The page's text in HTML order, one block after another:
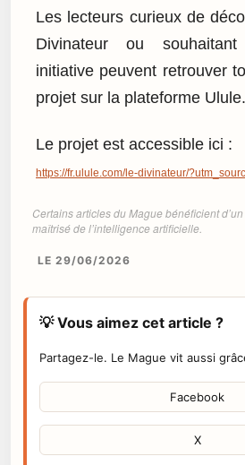
Les lecteurs curieux de
Divinateur ou
initiative peuvent retrouver
projet sur la plateforme Ulule.
Le projet est accessible ici :
https://fr.ulule.com/le-divinateur/
Certains articles du Mague bénéficient
maîtrisé de l’intelligence artificielle.
LE 29/06/2026
💡 Vous aimez cet article ?
Partagez-le. Le Mague vit aussi
Facebook
X